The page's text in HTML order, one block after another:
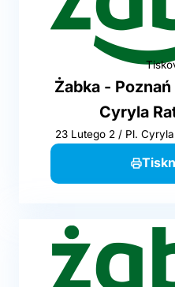
Żabka -
Cyryla
23 Lutego 2 / Pl.